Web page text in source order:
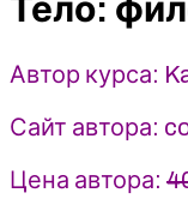
Txi
Тело:
Автор курса:
Сайт автора:
Цена автора: